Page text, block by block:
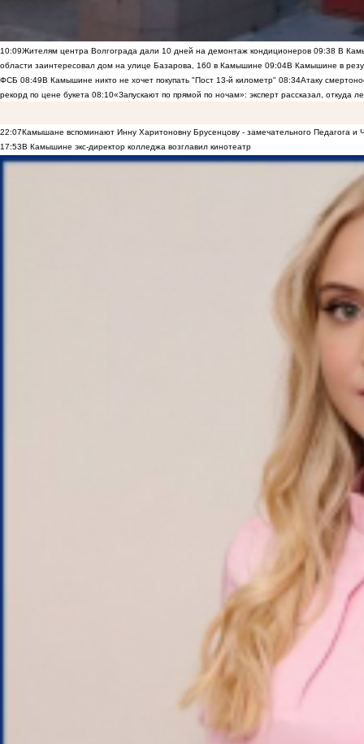
10:09Жителям центра Волгограда дали 10 дней на демонтаж кондиционеров 09:38 В
области заинтересовал дом на улице Базарова, 160 в Камышине 09:04В Камышине в
ФСБ 08:49В Камышине никто не хочет покупать "Пост 13-й километр" 08:34Атаку
рекорд по цене букета 08:10«Запускают по прямой по ночам»: эксперт рассказал, откуда
22:07Камышане вспоминают Инну Харитоновну Брусенцову - замечательного Педагога и
17:53В Камышине экс-директор колледжа возглавил кинотеатр